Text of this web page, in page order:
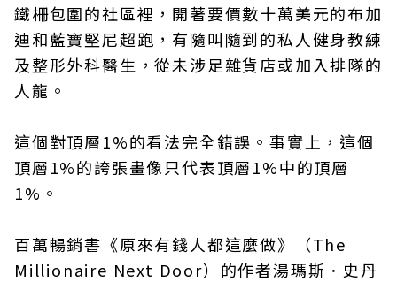
鐵柵包圍的社區裡，開著要價數十萬美元的布加
迪和藍寶堅尼超跑，有隨叫隨到的私人健身教練
及整形外科醫生，從未涉足雜貨店或加入排隊的
人龍。
這個對頂層1%的看法完全錯誤。事實上，這個
頂層1%的誇張畫像只代表頂層1%中的頂層
1%。
百萬暢銷書《原來有錢人都這麼做》（The
Millionaire Next Door）的作者湯瑪斯．史丹